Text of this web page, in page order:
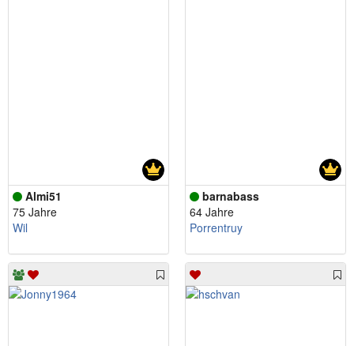
Almi51
75 Jahre
Wil
barnabass
64 Jahre
Porrentruy